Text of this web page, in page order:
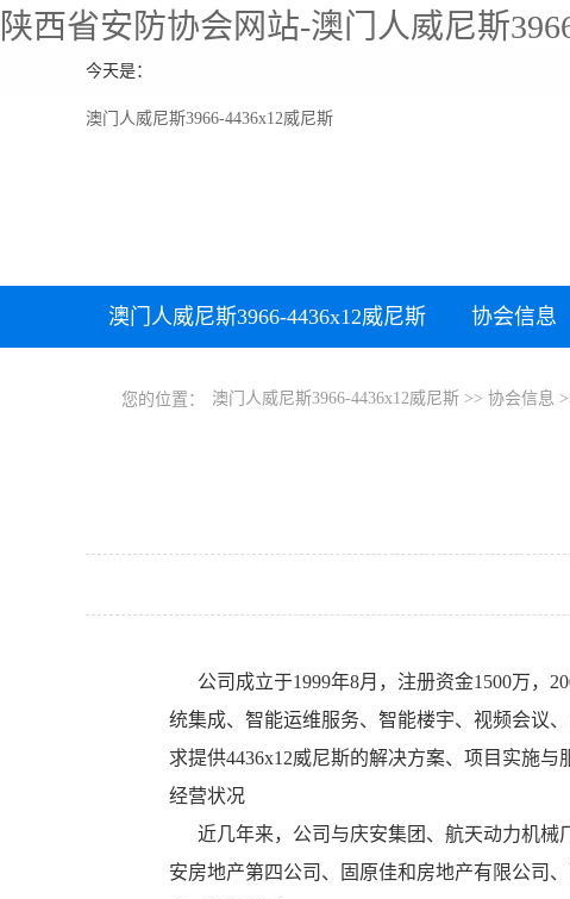
陕西省安防协会网站-澳门人威尼斯
今天是：
澳门人威尼斯3966-4436x12威尼斯
澳门人威尼斯3966-4436x12威尼斯 协会信息
您的位置： 澳门人威尼斯3966-4436x12威尼斯 >> 协会信息
公司成立于1999年8月，注册资金1500万，
统集成、智能运维服务、智能楼宇、视频会议
求提供4436x12威尼斯的解决方案、项目实施与
经营状况
近几年来，公司与庆安集团、航天动力机械
安房地产第四公司、固原佳和房地产有限公司